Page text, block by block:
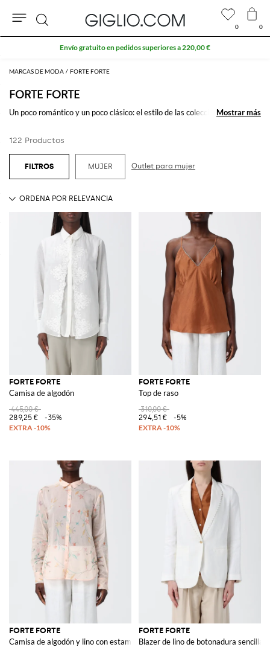
MARCAS DE MODA FORTE FORTE
FORTE FORTE
Un poco romántico y un poco clásico: el estilo de las coleccionesForte
camisas que confieren feminidad a cualquier conjunto.
Hojea las colecciones de ropa Forte Forte online en Giglio.com y compra
Mostrar más
Mostrar más
122 Productos
MUJER Outlet para mujer
FORTE FORTE
Camisa de algodón
445,00 €
289,25 €
-35%
FORTE FORTE
Top de raso
310,00 €
294,51 €
-5%
FORTE FORTE
Camisa de algodón y lino con estampado floral
FORTE FORTE
Blazer de lino de botonadura sencilla
0 0
Buscar
10 % extra en REBAJAS